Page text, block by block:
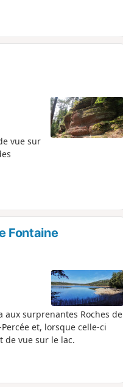
vue sur
Fontaine
aux surprenantes Roches de
et, lorsque celle-ci
de vue sur le lac.